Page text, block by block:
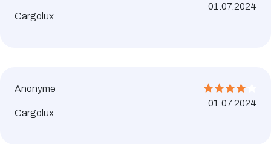
Cargolux
01.07.2024
Anonyme
Cargolux
01.07.2024